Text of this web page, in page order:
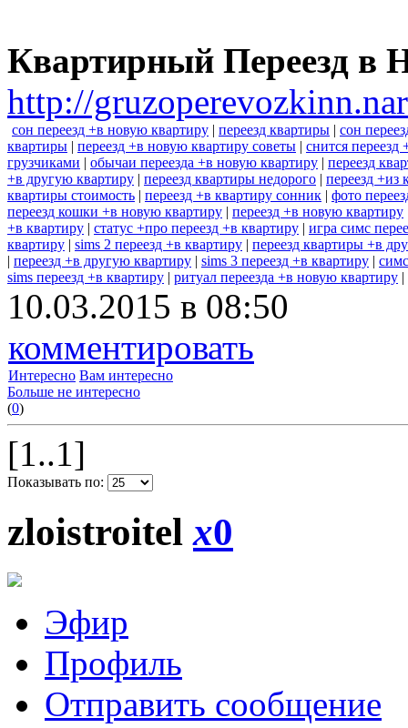
Квартирный Переезд в
http://
сон переезд +в новую квартиру | переезд квартиры | сон
квартиры | переезд +в новую квартиру советы | снится переезд
грузчиками | обычаи переезда +в новую квартиру | переезд
+в другую квартиру | переезд квартиры недорого | переезд +из
квартиры стоимость | переезд +в квартиру сонник | фото
переезд кошки +в новую квартиру | переезд +в новую квартиру
+в квартиру | статус +про переезд +в квартиру | игра симс
квартиру | sims 2 переезд +в квартиру | переезд квартиры +в
| переезд +в другую квартиру | sims 3 переезд +в квартиру |
sims переезд +в квартиру | ритуал переезда +в новую квартиру |
10.03.2015 в 08:50
комментировать
Интересно Вам интересно
Больше не интересно
(0)
[1..1]
Показывать по:
zloistroitelx0
Эфир
Профиль
Отправить сообщение